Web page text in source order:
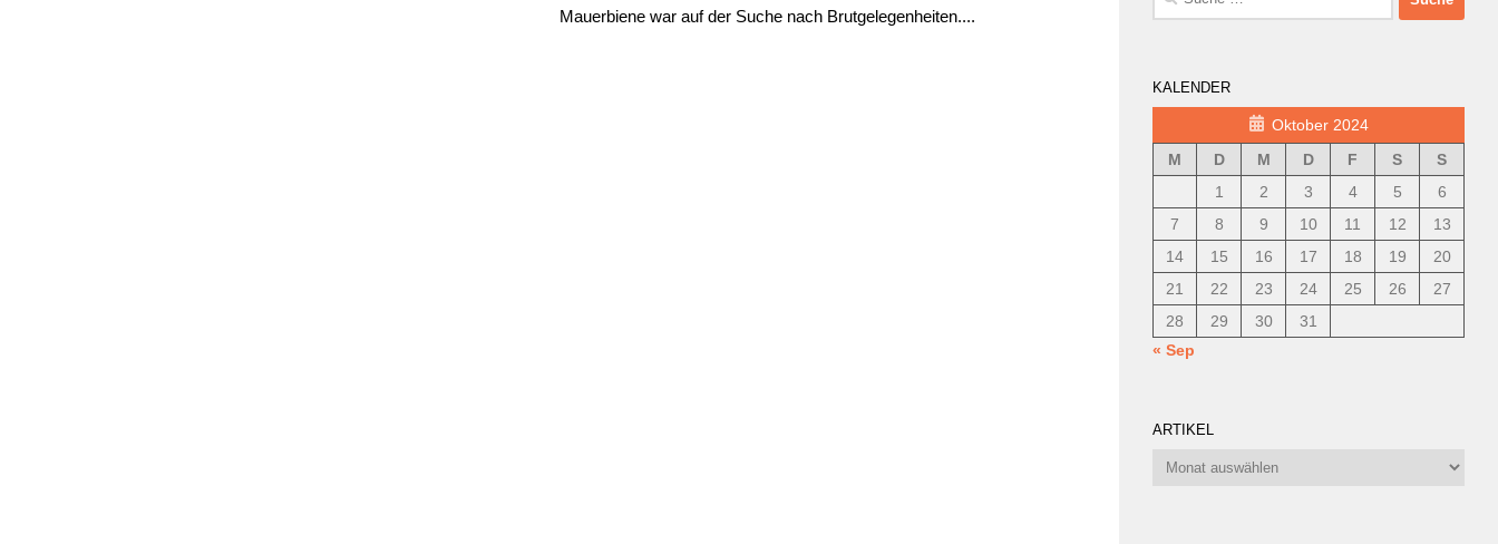
Mauerbiene war auf der Suche nach Brutgelegenheiten....
KALENDER
Oktober 2024
M
D M D F S
S
1
2 3 4 5
6
7
8 9 10 11 12
13
14
15 16 17 18 19
20
21
22 23 24 25 26
27
28
29 30
31
« Sep
ARTIKEL
Artikel